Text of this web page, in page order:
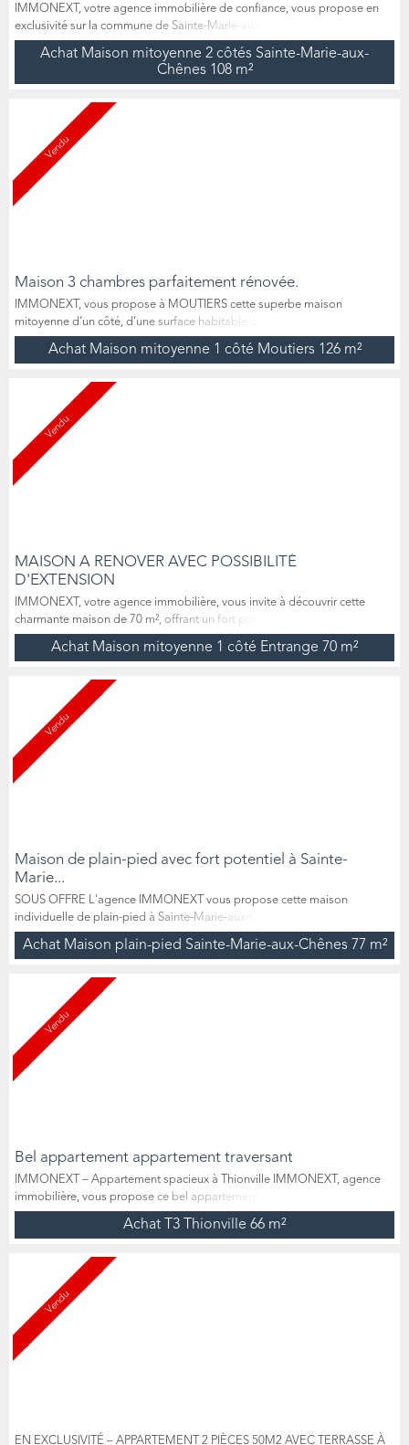
IMMONEXT, votre agence immobilière de confiance, vous propose en
exclusivité sur la commune de Sainte-Marie-aux-Chênes cette maison
mitoyenne de 108 m² habitables, comprenant 4 chambres, idéalement
située dans un quartier résidentiel très calme. Édifiée sur un terrain de
326 m², elle dispose d’une terrasse et d’un jardin exposés plein Sud pour
Achat Maison mitoyenne 2 côtés Sainte-Marie-aux-
Chênes 108 m²
Vendu
Maison 3 chambres parfaitement rénovée.
IMMONEXT, vous propose à MOUTIERS cette superbe maison
mitoyenne d’un côté, d’une surface habitable de 126 m² entièrement
remise au goût du jour, qui saura ravir les familles en quête d'une maison
moderne, sans travaux, avec terrasse et jardin. Les grands volumes ainsi
rue de Metz, cette maison a été entièrement re...
Achat Maison mitoyenne 1 côté Moutiers 126 m²
Vendu
MAISON A RENOVER AVEC POSSIBILITÉ
D'EXTENSION
IMMONEXT, votre agence immobilière, vous invite à découvrir cette
charmante maison de 70 m², offrant un fort potentiel d’aménagement.
Située dans un quartier calme d’Entrange, elle bénéficie d’un
emplacement privilégié à deux pas de la frontière luxembourgeoise, des
parcelle de 400 m², cette maison vous permettra d’envisag...
Achat Maison mitoyenne 1 côté Entrange 70 m²
Vendu
Maison de plain-pied avec fort potentiel à Sainte-
Marie...
SOUS OFFRE L'agence IMMONEXT vous propose cette maison
individuelle de plain-pied à Sainte‑Marie‑aux‑Chênes (57255). Ce bien
rare à la vente offre un fort potentiel et constitue une belle opportunité
dans un secteur apprécié, à proximité des commodités et avec un accès
superficie d'environ 77m² se compose de 5 pièces prin...
Achat Maison plain-pied Sainte-Marie-aux-Chênes 77 m²
Vendu
Bel appartement appartement traversant
IMMONEXT – Appartement spacieux à Thionville IMMONEXT, agence
immobilière, vous propose ce bel appartement de 66 m² loi Carrez,
idéalement situé rue de la Libération à Thionville, à proximité immédiate
des commerces, des commodités et des accès autoroutiers. Situé dans
volumes et une distribution fonctionnelle. Il se compo...
Achat T3 Thionville 66 m²
Vendu
EN EXCLUSIVITÉ – APPARTEMENT 2 PIÈCES 50M2 AVEC TERRASSE À